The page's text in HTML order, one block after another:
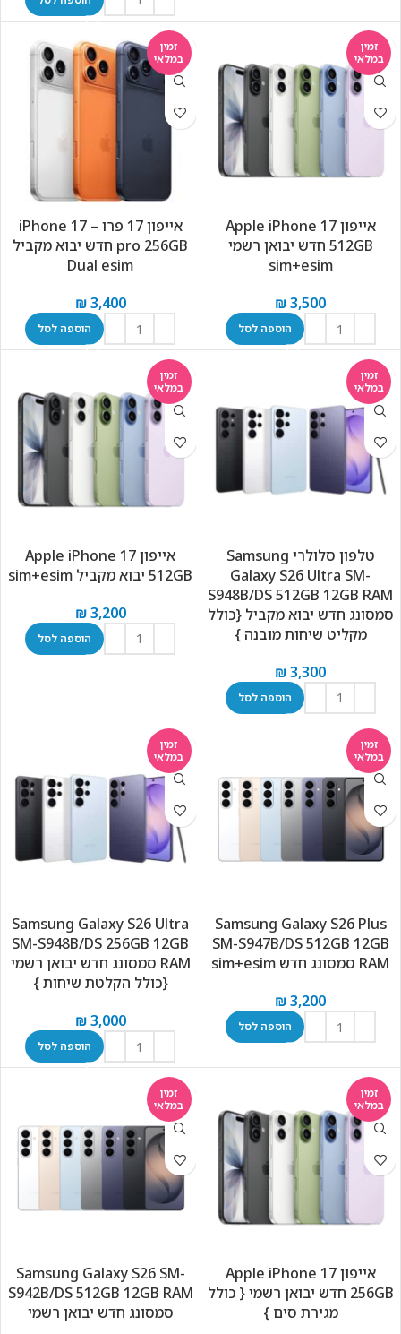
זמין
במלאי
אייפון Apple iPhone 17
512GB חדש יבואן רשמי
sim+esim
₪3,500
הוספה לסל
זמין
במלאי
אייפון 17 פרו – iPhone 17
pro 256GB חדש יבוא מקביל
Dual esim
₪3,400
הוספה לסל
זמין
במלאי
טלפון סלולרי Samsung
Galaxy S26 Ultra SM-
S948B/DS 512GB 12GB RAM
סמסונג חדש יבוא מקביל {כולל
מקליט שיחות מובנה }
₪3,300
הוספה לסל
זמין
במלאי
אייפון Apple iPhone 17
512GB יבוא מקביל sim+esim
₪3,200
הוספה לסל
זמין
במלאי
Samsung Galaxy S26 Plus
SM-S947B/DS 512GB 12GB
RAM סמסונג חדש sim+esim
₪3,200
הוספה לסל
זמין
במלאי
Samsung Galaxy S26 Ultra
SM-S948B/DS 256GB 12GB
RAM סמסונג חדש יבואן רשמי
{כולל הקלטת שיחות }
₪3,000
הוספה לסל
זמין
במלאי
אייפון Apple iPhone 17
256GB חדש יבואן רשמי { כולל
מגירת סים }
זמין
במלאי
Samsung Galaxy S26 SM-
S942B/DS 512GB 12GB RAM
סמסונג חדש יבואן רשמי